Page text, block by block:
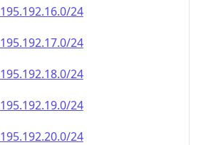
195.192.16.0/24
195.192.17.0/24
195.192.18.0/24
195.192.19.0/24
195.192.20.0/24